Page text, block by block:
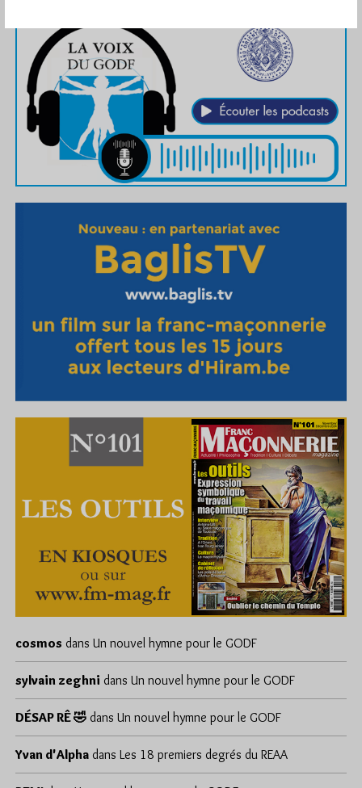
cosmos dans Un nouvel hymne pour le GODF
sylvain zeghni dans Un nouvel hymne pour le GODF
DÉSAP RÊ 🤣 dans Un nouvel hymne pour le GODF
Yvan d'Alpha dans Les 18 premiers degrés du REAA